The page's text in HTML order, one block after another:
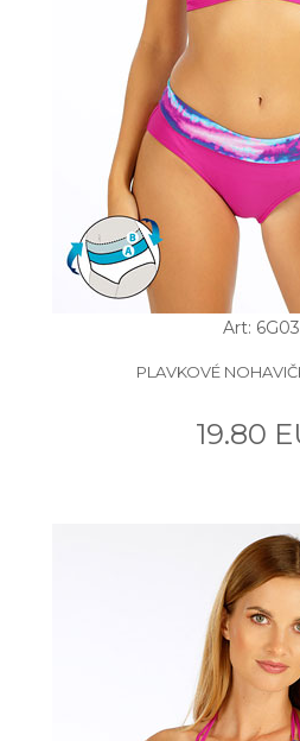
Art:
PLAVKOVÉ
19.80